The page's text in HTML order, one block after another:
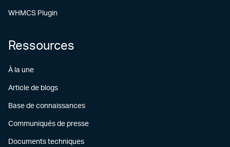
WHMCS Plugin
Ressources
À la une
Article de blogs
Base de connaissances
Communiqués de presse
Documents techniques